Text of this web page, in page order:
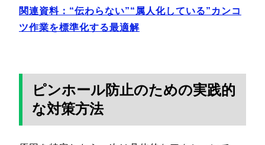
関連資料：“伝わらない”“属人化している”カンコ
ツ作業を標準化する最適解
ピンホール防止のための実践的
な対策方法